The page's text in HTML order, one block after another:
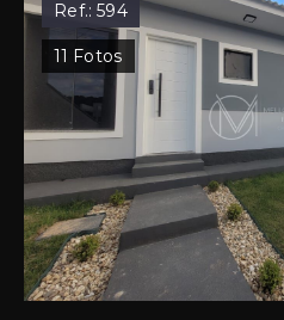
Ref.:594
11 Fotos